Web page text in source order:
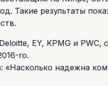
Такие результаты
EY, KPMG и PWC,
го.
надежна